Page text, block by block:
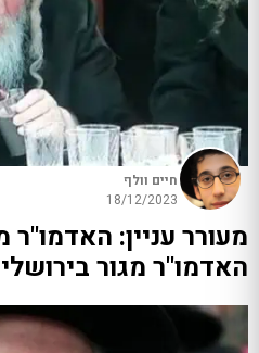
חיים וולף
18/12/2023
מעורר עניין:
האדמו"ר מגור